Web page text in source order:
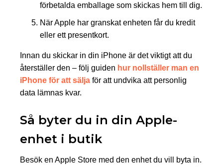
förbetalda emballage som skickas hem till dig.
När Apple har granskat enheten får du kredit
eller ett presentkort.
Innan du skickar in din iPhone är det viktigt att du
återställer den – följ guiden hur nollställer man en
iPhone för att sälja för att undvika att personlig
data lämnas kvar.
Så byter du in din Apple-
enhet i butik
Besök en Apple Store med den enhet du vill byta in.